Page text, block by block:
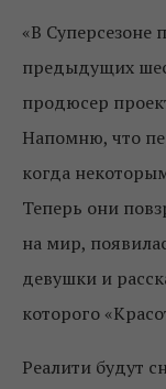
«В Суперсезоне
предыдущих
продюсер
Напомню, что
когда
Теперь они
на мир,
девушки и
которого
Реалити будут